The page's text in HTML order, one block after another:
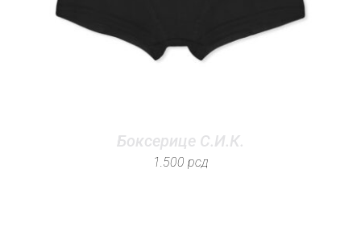
Боксерице С.И.К.
1.500 рсд